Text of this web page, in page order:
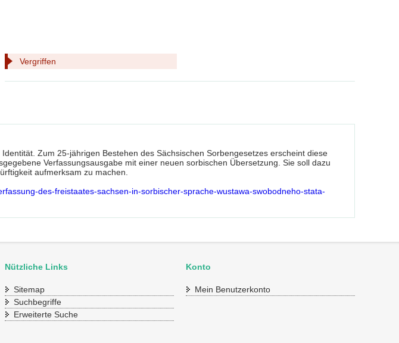
Vergriffen
Zum 25-jährigen Bestehen des Sächsischen Sorbengesetzes erscheint diese
Verfassungsausgabe mit einer neuen sorbischen Übersetzung. Sie soll dazu
aufmerksam zu machen.
des-freistaates-sachsen-in-sorbischer-sprache-wustawa-swobodneho-stata-
Nützliche Links
Sitemap
Suchbegriffe
Erweiterte Suche
Konto
Mein Benutzerkonto